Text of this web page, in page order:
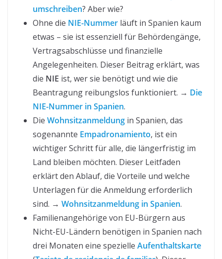
umschreiben? Aber wie?
Ohne die NIE-Nummer läuft in Spanien kaum
etwas – sie ist essenziell für Behördengänge,
Vertragsabschlüsse und finanzielle
Angelegenheiten. Dieser Beitrag erklärt, was
die NIE ist, wer sie benötigt und wie die
Beantragung reibungslos funktioniert. → Die
NIE-Nummer in Spanien.
Die Wohnsitzanmeldung in Spanien, das
sogenannte Empadronamiento, ist ein
wichtiger Schritt für alle, die längerfristig im
Land bleiben möchten. Dieser Leitfaden
erklärt den Ablauf, die Vorteile und welche
Unterlagen für die Anmeldung erforderlich
sind. → Wohnsitzanmeldung in Spanien.
Familienangehörige von EU-Bürgern aus
Nicht-EU-Ländern benötigen in Spanien nach
drei Monaten eine spezielle Aufenthaltskarte